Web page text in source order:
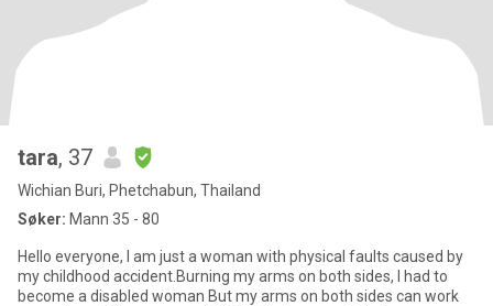
tara, 37
Wichian Buri, Phetchabun, Thailand
Søker: Mann 35 - 80
Hello everyone, I am just a woman with physical faults caused by
my childhood accident.Burning my arms on both sides, I had to
become a disabled woman But my arms on both sides can work